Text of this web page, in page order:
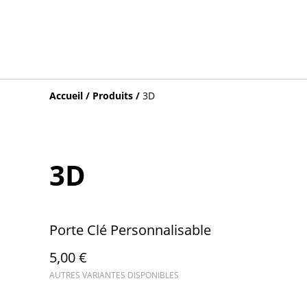
Accueil / Produits / 3D
3D
Porte Clé Personnalisable
5,00 €
AUTRES VARIANTES DISPONIBLES